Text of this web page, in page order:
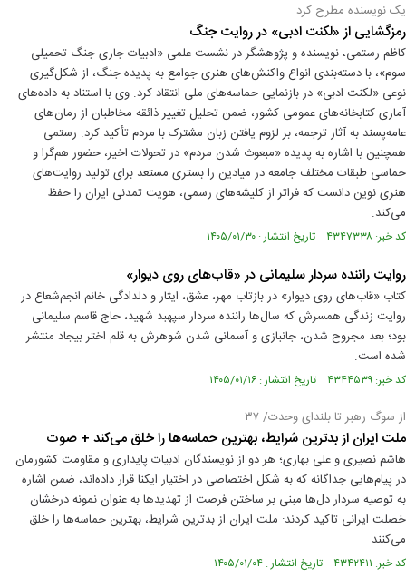
یک نویسنده مطرح کرد
رمزگشایی از «لکنت ادبی» در روایت جنگ
کاظم رستمی، نویسنده و پژوهشگر در نشست علمی «ادبیات جاری جنگ تحمیلی
سوم»، با دسته‌بندی انواع واکنش‌های هنری جوامع به پدیده جنگ، از شکل‌گیری
نوعی «لکنت ادبی» در بازنمایی حماسه‌های ملی انتقاد کرد. وی با استناد به داده‌های
آماری کتابخانه‌های عمومی کشور، ضمن تحلیل تغییر ذائقه مخاطبان از رمان‌های
عامه‌پسند به آثار ترجمه، بر لزوم یافتن زبان مشترک با مردم تأکید کرد. رستمی
همچنین با اشاره به پدیده «مبعوث شدن مردم» در تحولات اخیر، حضور هم‌گرا و
حماسی طبقات مختلف جامعه در میادین را بستری مستعد برای تولید روایت‌های
هنری نوین دانست که فراتر از کلیشه‌های رسمی، هویت تمدنی ایران را حفظ
می‌کند.
کد خبر: ۴۳۴۷۳۳۸ تاریخ انتشار : ۱۴۰۵/۰۱/۳۰
روایت راننده سردار سلیمانی در «قاب‌های روی دیوار»
کتاب «قاب‌های روی دیوار» در بازتاب مهر، عشق، ایثار و دلدادگی خانم انجم‌شعاع در
روایت زندگی همسرش که سال‌ها راننده سردار سپهبد شهید، حاج قاسم سلیمانی
بود؛ بعد مجروح شدن، جانبازی و آسمانی شدن شوهرش به قلم اختر بیجاد منتشر
شده است.
کد خبر: ۴۳۴۴۵۳۹ تاریخ انتشار : ۱۴۰۵/۰۱/۱۶
از سوگ رهبر تا بلندای وحدت/ ۳۷
ملت ایران از بدترین شرایط، بهترین حماسه‌ها را خلق می‌کند + صوت
هاشم نصیری و علی بهاری؛ هر دو از نویسندگان ادبیات پایداری و مقاومت کشورمان
در پیام‌هایی جداگانه که به شکل اختصاصی در اختیار ایکنا قرار داده‌اند، ضمن اشاره
به توصیه سردار دل‌ها مبنی بر ساختن فرصت از تهدیدها به عنوان نمونه درخشان
خصلت ایرانی تاکید کردند: ملت ایران از بدترین شرایط، بهترین حماسه‌ها را خلق
می‌کنند.
کد خبر: ۴۳۴۲۴۱۱ تاریخ انتشار : ۱۴۰۵/۰۱/۰۴